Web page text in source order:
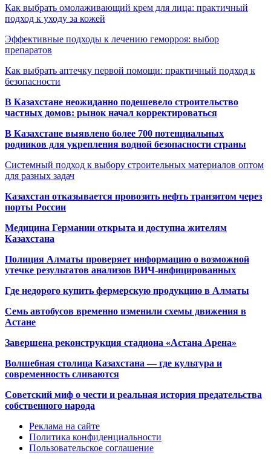
Как выбрать омолаживающий крем для лица: практичный
подход к уходу за кожей
Эффективные подходы к лечению геморроя: выбор
препаратов
Как выбрать аптечку первой помощи: практичный подход к
безопасности
В Казахстане неожиданно подешевело строительство
частных домов: рынок начал корректироваться
В Казахстане выявлено более 700 потенциальных
родников для укрепления водной безопасности страны
Системный подход к выбору строительных материалов оптом
для разных задач
Казахстан отказывается провозить нефть транзитом через
порты России
Медицина Германии открыта и доступна жителям
Казахстана
Полиция Алматы проверяет информацию о возможной
утечке результатов анализов ВИЧ-инфицированных
Где недорого купить фермерскую продукцию в Алматы
Семь автобусов временно изменили схемы движения в
Астане
Завершена реконструкция стадиона «Астана Арена»
Волшебная столица Казахстана — где культура и
современность сливаются
Советский миф о чести и реальная история предательства
собственного народа
Реклама на сайте
Политика конфиденциальности
Пользовательское соглашение